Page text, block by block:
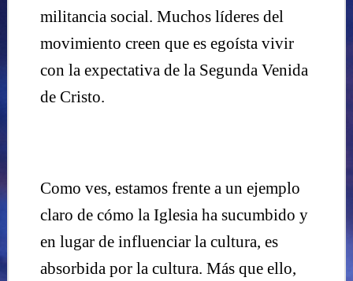
militancia social. Muchos líderes del
movimiento creen que es egoísta vivir
con la expectativa de la Segunda Venida
de Cristo.
Como ves, estamos frente a un ejemplo
claro de cómo la Iglesia ha sucumbido y
en lugar de influenciar la cultura, es
absorbida por la cultura. Más que ello,